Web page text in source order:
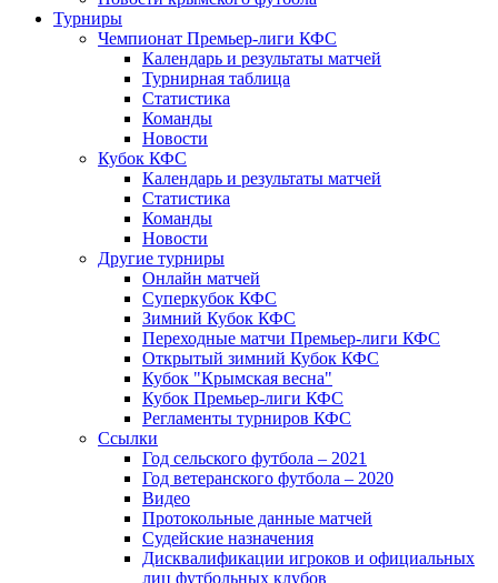
Турниры
Чемпионат Премьер-лиги КФС
Календарь и результаты матчей
Турнирная таблица
Статистика
Команды
Новости
Кубок КФС
Календарь и результаты матчей
Статистика
Команды
Новости
Другие турниры
Онлайн матчей
Суперкубок КФС
Зимний Кубок КФС
Переходные матчи Премьер-лиги КФС
Открытый зимний Кубок КФС
Кубок "Крымская весна"
Кубок Премьер-лиги КФС
Регламенты турниров КФС
Ссылки
Год сельского футбола – 2021
Год ветеранского футбола – 2020
Видео
Протокольные данные матчей
Судейские назначения
Дисквалификации игроков и официальных
лиц футбольных клубов